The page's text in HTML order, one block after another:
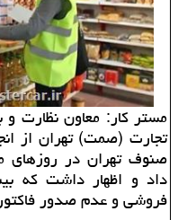
مستر کار: معاون نظارت
صنوف تهران در روزهای
داد و اظهار داشت که
فروشی و عدم صدور